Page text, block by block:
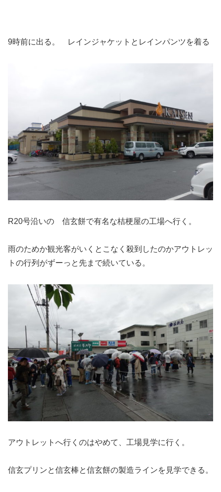
9時前に出る。 レインジャケットとレインパンツを着る
R20号沿いの 信玄餅で有名な桔梗屋の工場へ行く。
雨のためか観光客がいくとこなく殺到したのかアウトレッ
トの行列がずーっと先まで続いている。
アウトレットへ行くのはやめて、工場見学に行く。
信玄プリンと信玄棒と信玄餅の製造ラインを見学できる。